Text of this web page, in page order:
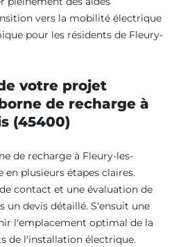
vers la mobilité électrique
pour les résidents de Fleury-
votre projet
de recharge à
(45400)
de recharge à Fleury-les-
en plusieurs étapes claires.
contact et une évaluation de
un devis détaillé. S'ensuit une
l'emplacement optimal de la
de l'installation électrique.